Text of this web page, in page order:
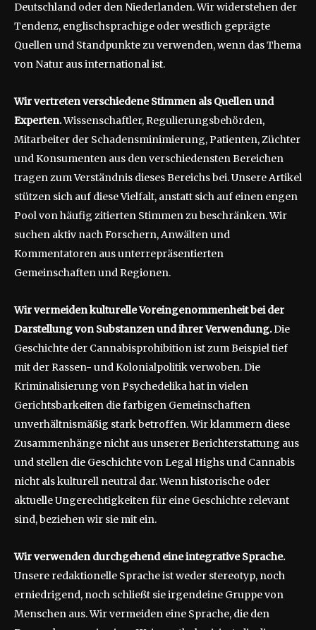
Deutschland oder den Niederlanden. Wir widerstehen der
Tendenz, englischsprachige oder westlich geprägte
Quellen und Standpunkte zu verwenden, wenn das Thema
von Natur aus international ist.
Wir vertreten verschiedene Stimmen als Quellen und
Experten.Wissenschaftler, Regulierungsbehörden,
Mitarbeiter der Schadensminimierung, Patienten, Züchter
und Konsumenten aus den verschiedensten Bereichen
tragen zum Verständnis dieses Bereichs bei. Unsere Artikel
stützen sich auf diese Vielfalt, anstatt sich auf einen engen
Pool von häufig zitierten Stimmen zu beschränken. Wir
suchen aktiv nach Forschern, Anwälten und
Kommentatoren aus unterrepräsentierten
Gemeinschaften und Regionen.
Wir vermeiden kulturelle Voreingenommenheit bei der
Darstellung von Substanzen und ihrer Verwendung.Die
Geschichte der Cannabisprohibition ist zum Beispiel tief
mit der Rassen- und Kolonialpolitik verwoben. Die
Kriminalisierung von Psychedelika hat in vielen
Gerichtsbarkeiten die farbigen Gemeinschaften
unverhältnismäßig stark betroffen. Wir klammern diese
Zusammenhänge nicht aus unserer Berichterstattung aus
und stellen die Geschichte von Legal Highs und Cannabis
nicht als kulturell neutral dar. Wenn historische oder
aktuelle Ungerechtigkeiten für eine Geschichte relevant
sind, beziehen wir sie mit ein.
Wir verwenden durchgehend eine integrative Sprache.
Unsere redaktionelle Sprache ist weder stereotyp, noch
erniedrigend, noch schließt sie irgendeine Gruppe von
Menschen aus. Wir vermeiden eine Sprache, die den